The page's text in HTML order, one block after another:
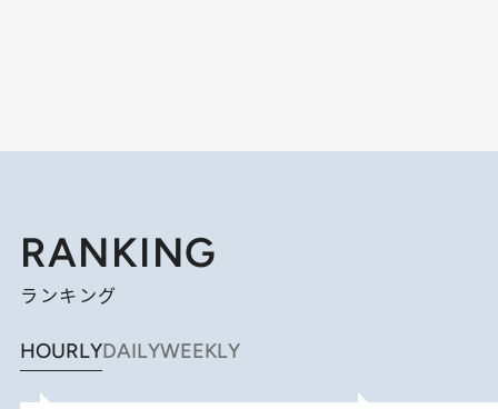
RANKING
ランキング
HOURLYDAILYWEEKLY